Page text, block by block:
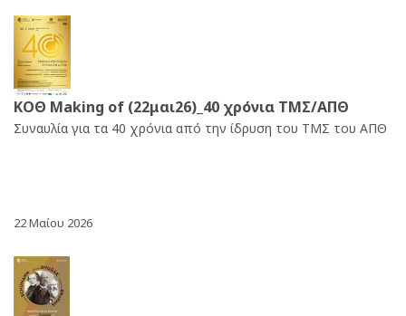
ΚΟΘ Making of (22μαι26)_40 χρόνια ΤΜΣ/ΑΠΘ
Συναυλία για τα 40 χρόνια από την ίδρυση του ΤΜΣ του ΑΠΘ
22 Μαίου 2026